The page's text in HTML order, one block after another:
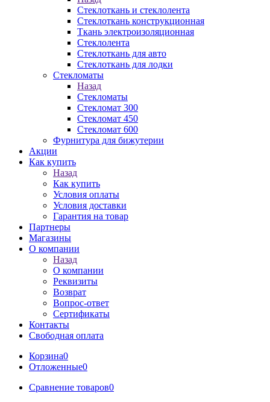
Стеклоткань и стеклолента
Стеклоткань конструкционная
Ткань электроизоляционная
Стеклолента
Стеклоткань для авто
Стеклоткань для лодки
Стекломаты
Назад
Стекломаты
Стекломат 300
Стекломат 450
Стекломат 600
Фурнитура для бижутерии
Акции
Как купить
Назад
Как купить
Условия оплаты
Условия доставки
Гарантия на товар
Партнеры
Магазины
О компании
Назад
О компании
Реквизиты
Возврат
Вопрос-ответ
Сертификаты
Контакты
Свободная оплата
Корзина0
Отложенные0
Сравнение товаров0